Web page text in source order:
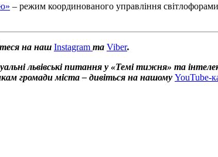
– режим координованого управління
на наш Instagram та Viber.
львівські питання у «Темі тижня» та
громади міста – дивіться на нашому YouTube-